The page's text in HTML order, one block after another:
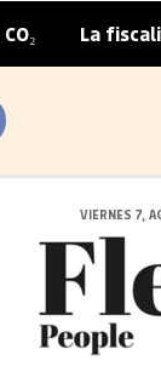
| La
VIERNES 7,